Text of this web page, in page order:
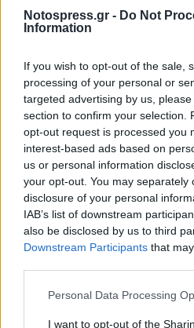
Notospress.gr - Do Not
Information
If you wish to opt-out of the sale,
processing of your personal or
targeted advertising by us,
section to confirm your selection.
opt-out request is processed you
interest-based ads based on
us or personal information
your opt-out. You may separately
disclosure of your personal
IAB’s list of downstream
also be disclosed by us to third
Downstream Participants that
Personal Data Processing
I want to opt-out of the
μάθετε πρώτοιόλες τις
TAGS: ΚΑΙΡΟΣ
ΑΦΡΙΚΑΝΙΚΗ
ΚΛΕΑΡΧΟΣ ΜΑΡΟΥΣΑΚΗΣ